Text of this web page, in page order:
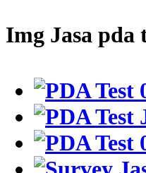
Img Jasa pda